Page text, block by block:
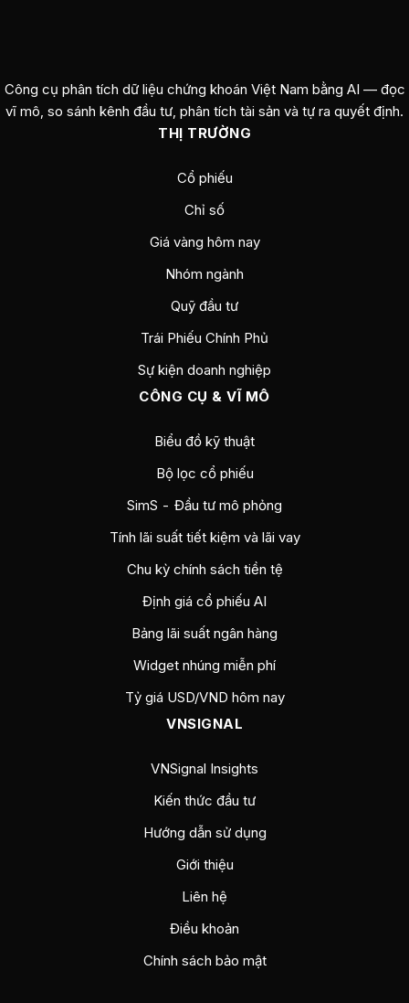
Công cụ phân tích dữ liệu chứng khoán Việt Nam bằng AI — đọc
vĩ mô, so sánh kênh đầu tư, phân tích tài sản và tự ra quyết định.
THỊ TRƯỜNG
Cổ phiếu
Chỉ số
Giá vàng hôm nay
Nhóm ngành
Quỹ đầu tư
Trái Phiếu Chính Phủ
Sự kiện doanh nghiệp
CÔNG CỤ & VĨ MÔ
Biểu đồ kỹ thuật
Bộ lọc cổ phiếu
SimS - Đầu tư mô phỏng
Tính lãi suất tiết kiệm và lãi vay
Chu kỳ chính sách tiền tệ
Định giá cổ phiếu AI
Bảng lãi suất ngân hàng
Widget nhúng miễn phí
Tỷ giá USD/VND hôm nay
VNSIGNAL
VNSignal Insights
Kiến thức đầu tư
Hướng dẫn sử dụng
Giới thiệu
Liên hệ
Điều khoản
Chính sách bảo mật